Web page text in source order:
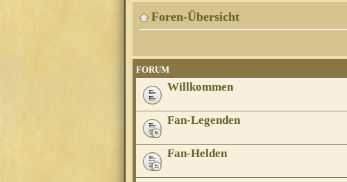
Foren-Übersicht
FORUM
Willkommen
Fan-Legenden
Fan-Helden